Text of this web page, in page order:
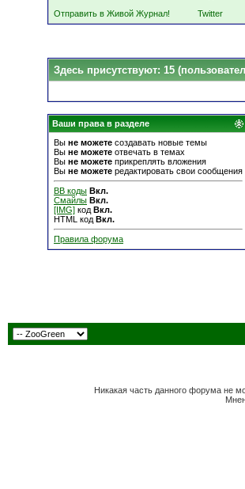
Отправить в Живой Журнал!
Twitter
Здесь присутствуют: 15
Ваши права в разделе
Вы не можете создавать новые темы
Вы не можете отвечать в темах
Вы не можете прикреплять вложения
Вы не можете редактировать свои сообщения
BB коды Вкл.
Смайлы Вкл.
[IMG] код Вкл.
HTML код Вкл.
Правила форума
Никакая часть данного форума не